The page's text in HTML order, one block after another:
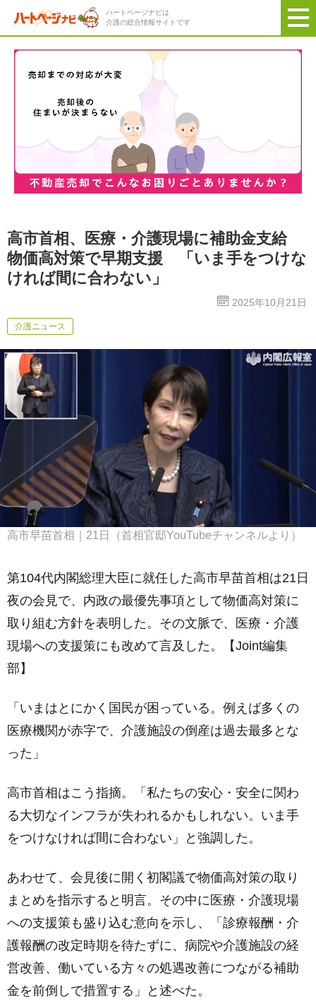
ハートページナビは
介護の総合情報サイトです
高市首相、医療・介護現場に補助金支給
物価高対策で早期支援 「いま手をつけな
ければ間に合わない」
2025年10月21日
介護ニュース
高市早苗首相｜21日（首相官邸YouTubeチャンネルより）
第104代内閣総理大臣に就任した高市早苗首相は21日
夜の会見で、内政の最優先事項として物価高対策に
取り組む方針を表明した。その文脈で、医療・介護
現場への支援策にも改めて言及した。【Joint編集
部】
「いまはとにかく国民が困っている。例えば多くの
医療機関が赤字で、介護施設の倒産は過去最多とな
った」
高市首相はこう指摘。「私たちの安心・安全に関わ
る大切なインフラが失われるかもしれない。いま手
をつけなければ間に合わない」と強調した。
あわせて、会見後に開く初閣議で物価高対策の取り
まとめを指示すると明言。その中に医療・介護現場
への支援策も盛り込む意向を示し、「診療報酬・介
護報酬の改定時期を待たずに、病院や介護施設の経
営改善、働いている方々の処遇改善につながる補助
金を前倒しで措置する」と述べた。